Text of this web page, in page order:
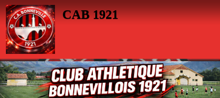
CAB 1921
Panneau de gestion des cookies